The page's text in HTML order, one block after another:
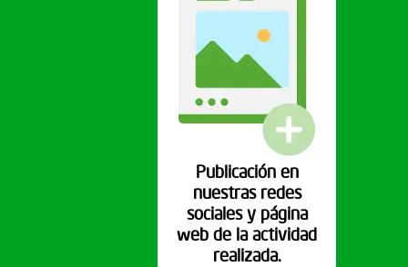
Publicación en
nuestras redes
sociales y página
web de la actividad
realizada.